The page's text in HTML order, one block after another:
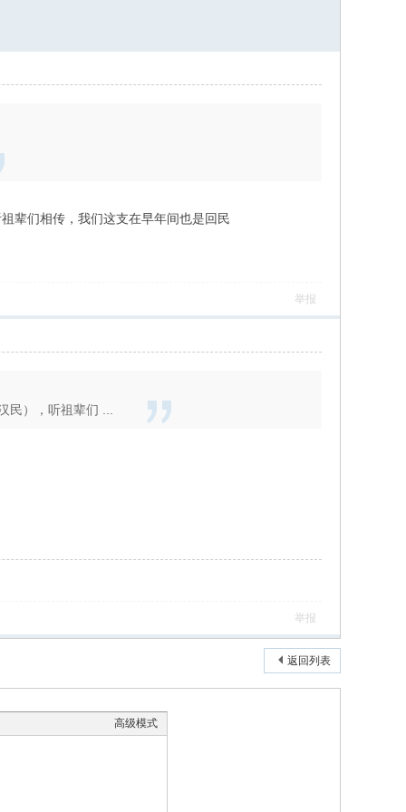
辈们相传，我们这支在早年间也是回民
举报
），听祖辈们 ...
举报
返回列表
高级模式